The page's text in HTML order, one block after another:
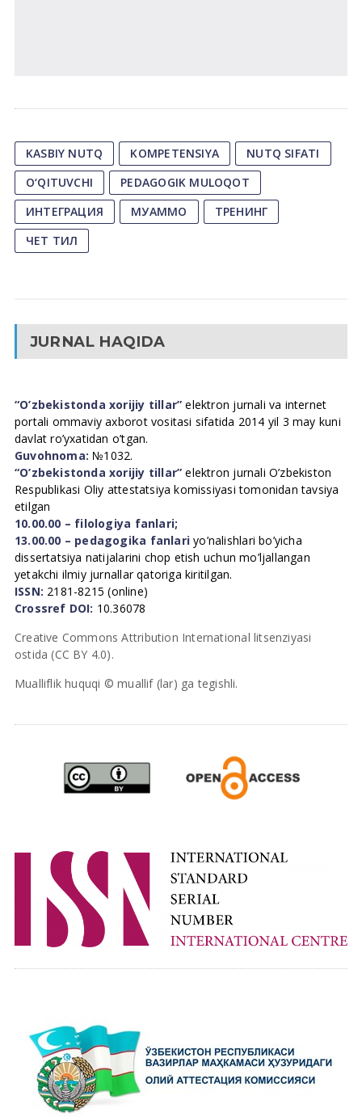
KASBIY NUTQ KOMPETENSIYA
NUTQ SIFATI
O‘QITUVCHI
PEDAGOGIK MULOQOT
ИНТЕГРАЦИЯ
МУАММО
ТРЕНИНГ
ЧЕТ ТИЛ
JURNAL HAQIDA
“O’zbekistonda xorijiy tillar” elektron jurnali va internet
portali ommaviy axborot vositasi sifatida 2014 yil 3 may kuni
davlat ro’yxatidan o’tgan.
Guvohnoma: №1032.
“O’zbekistonda xorijiy tillar” elektron jurnali O’zbekiston
Respublikasi Oliy attestatsiya komissiyasi tomonidan tavsiya
etilgan
10.00.00 – filologiya fanlari;
13.00.00 – pedagogika fanlari yo’nalishlari bo’yicha
dissertatsiya natijalarini chop etish uchun mo’ljallangan
yetakchi ilmiy jurnallar qatoriga kiritilgan.
ISSN: 2181-8215 (online)
Crossref DOI: 10.36078
Creative Commons Attribution International litsenziyasi
ostida (CC BY 4.0).
Mualliflik huquqi © muallif (lar) ga tegishli.